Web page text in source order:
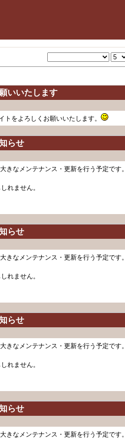
いいたします
をよろしくお願いいたします。
らせ
きなメンテナンス・更新を行う予定です。
れません。
らせ
きなメンテナンス・更新を行う予定です。
れません。
らせ
きなメンテナンス・更新を行う予定です。
れません。
らせ
きなメンテナンス・更新を行う予定です。